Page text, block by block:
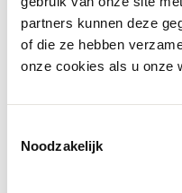
partners kunnen deze
of die ze hebben
onze cookies als u onze
Noodzakelijk